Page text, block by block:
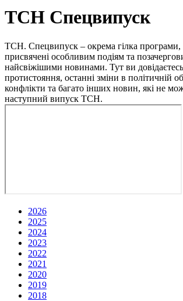
ТСН Спецвипуск
ТСН. Спецвипуск – окрема гілка програми,
присвячені особливим подіям та
найсвіжішими новинами. Тут ви
протистояння, останні зміни в політичній
конфлікти та багато інших новин, які не
наступний випуск ТСН.
2026
2025
2024
2023
2022
2021
2020
2019
2018